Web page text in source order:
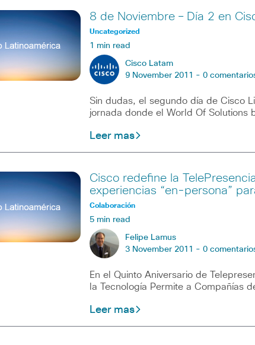
8 de Noviembre – Día 2 en
Uncategorized
1 min read
Cisco Latam
9 November 2011 - 0
Sin dudas, el segundo día de Cisco
jornada donde el World Of Solutions
Leer mas
Cisco redefine la
experiencias “en-persona”
Colaboración
5 min read
Felipe Lamus
3 November 2011 - 0
En el Quinto Aniversario de
la Tecnología Permite a Compañías
Leer mas